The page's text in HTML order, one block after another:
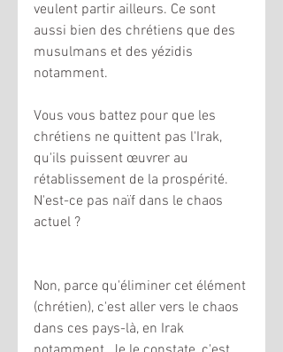
veulent partir ailleurs. Ce sont
aussi bien des chrétiens que des
musulmans et des yézidis
notamment.
Vous vous battez pour que les
chrétiens ne quittent pas l'Irak,
qu'ils puissent œuvrer au
rétablissement de la prospérité.
N'est-ce pas naïf dans le chaos
actuel ?
Non, parce qu'éliminer cet élément
(chrétien), c'est aller vers le chaos
dans ces pays-là, en Irak